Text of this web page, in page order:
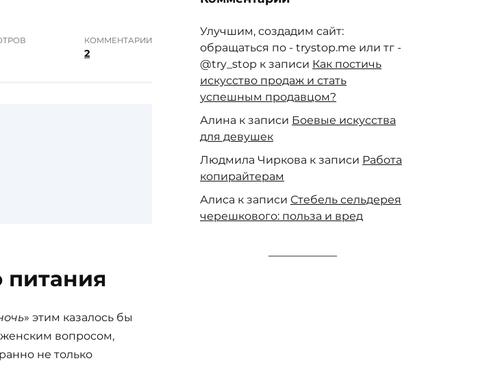
КОММЕНТАРИИ
2
питания
» этим казалось бы
вопросом,
не только
Улучшим, создадим сайт:
обращаться по - trystop.me или тг -
@try_stop к записи Как постичь
искусство продаж и стать
успешным продавцом?
Алина к записи Боевые искусства
для девушек
Людмила Чиркова к записи Работа
копирайтерам
Алиса к записи Стебель сельдерея
черешкового: польза и вред